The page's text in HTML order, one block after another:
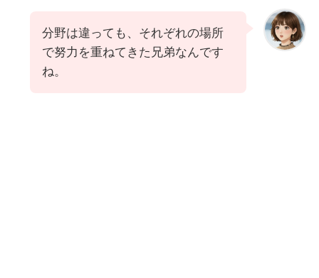
分野は違っても、それぞれの場所
で努力を重ねてきた兄弟なんです
ね。